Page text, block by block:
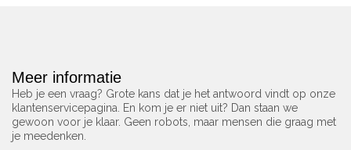
Meer informatie
Heb je een vraag? Grote kans dat je het antwoord vindt op onze
klantenservicepagina. En kom je er niet uit? Dan staan we
gewoon voor je klaar. Geen robots, maar mensen die graag met
je meedenken.